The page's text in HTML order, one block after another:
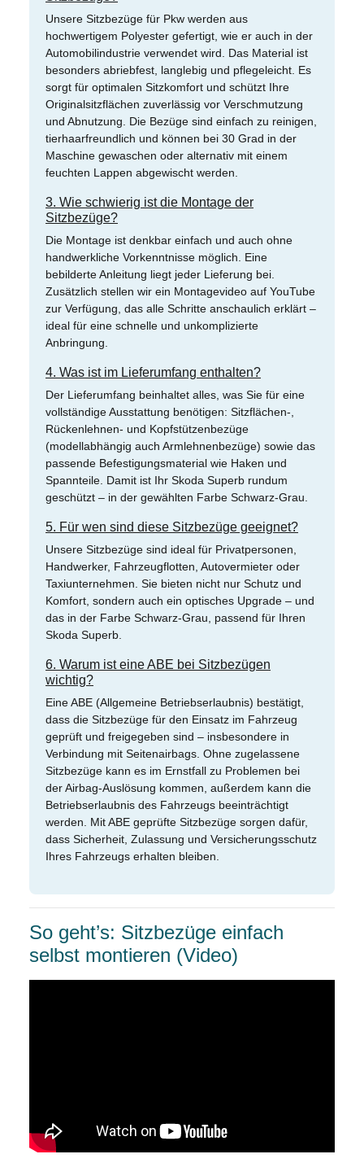
Unsere Sitzbezüge für Pkw werden aus
hochwertigem Polyester gefertigt, wie er auch in der
Automobilindustrie verwendet wird. Das Material ist
besonders abriebfest, langlebig und pflegeleicht. Es
sorgt für optimalen Sitzkomfort und schützt Ihre
Originalsitzflächen zuverlässig vor Verschmutzung
und Abnutzung. Die Bezüge sind einfach zu reinigen,
tierhaarfreundlich und können bei 30 Grad in der
Maschine gewaschen oder alternativ mit einem
feuchten Lappen abgewischt werden.
3. Wie schwierig ist die Montage der
Sitzbezüge?
Die Montage ist denkbar einfach und auch ohne
handwerkliche Vorkenntnisse möglich. Eine
bebilderte Anleitung liegt jeder Lieferung bei.
Zusätzlich stellen wir ein Montagevideo auf YouTube
zur Verfügung, das alle Schritte anschaulich erklärt –
ideal für eine schnelle und unkomplizierte
Anbringung.
4. Was ist im Lieferumfang enthalten?
Der Lieferumfang beinhaltet alles, was Sie für eine
vollständige Ausstattung benötigen: Sitzflächen-,
Rückenlehnen- und Kopfstützenbezüge
(modellabhängig auch Armlehnenbezüge) sowie das
passende Befestigungsmaterial wie Haken und
Spannteile. Damit ist Ihr Skoda Superb rundum
geschützt – in der gewählten Farbe Schwarz-Grau.
5. Für wen sind diese Sitzbezüge geeignet?
Unsere Sitzbezüge sind ideal für Privatpersonen,
Handwerker, Fahrzeugflotten, Autovermieter oder
Taxiunternehmen. Sie bieten nicht nur Schutz und
Komfort, sondern auch ein optisches Upgrade – und
das in der Farbe Schwarz-Grau, passend für Ihren
Skoda Superb.
6. Warum ist eine ABE bei Sitzbezügen
wichtig?
Eine ABE (Allgemeine Betriebserlaubnis) bestätigt,
dass die Sitzbezüge für den Einsatz im Fahrzeug
geprüft und freigegeben sind – insbesondere in
Verbindung mit Seitenairbags. Ohne zugelassene
Sitzbezüge kann es im Ernstfall zu Problemen bei
der Airbag-Auslösung kommen, außerdem kann die
Betriebserlaubnis des Fahrzeugs beeinträchtigt
werden. Mit ABE geprüfte Sitzbezüge sorgen dafür,
dass Sicherheit, Zulassung und Versicherungsschutz
Ihres Fahrzeugs erhalten bleiben.
So geht’s: Sitzbezüge einfach
selbst montieren (Video)